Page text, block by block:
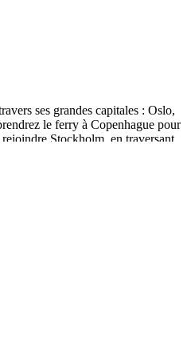
ses grandes capitales : Oslo,
le ferry à Copenhague pour
Stockholm, en traversant